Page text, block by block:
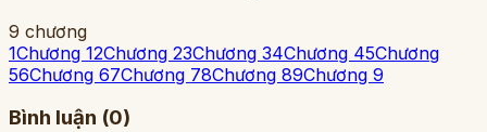
9 chương
1Chương 12Chương 23Chương 34Chương 45Chương
56Chương 67Chương 78Chương 89Chương 9
Bình luận (0)